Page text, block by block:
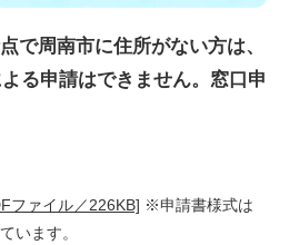
で周南市に住所がない方は、
る申請はできません。 窓口申
ファイル／226KB] ※申請書様式は
います。